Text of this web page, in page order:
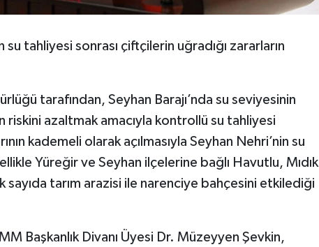
tahliyesi sonrası çiftçilerin uğradığı zararların
tarafından, Seyhan Barajı’nda su seviyesinin
riskini azaltmak amacıyla kontrollü su tahliyesi
kademeli olarak açılmasıyla Seyhan Nehri’nin su
Yüreğir ve Seyhan ilçelerine bağlı Havutlu, Mıdık
sayıda tarım arazisi ile narenciye bahçesini etkilediği
Başkanlık Divanı Üyesi Dr. Müzeyyen Şevkin,